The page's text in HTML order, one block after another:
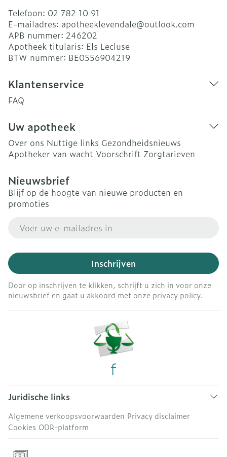
Telefoon: 02 782 10 91
E-mailadres: apotheeklevendale@outlook.com
APB nummer: 246202
Apotheek titularis: Els Lecluse
BTW nummer: BE0556904219
Klantenservice
FAQ
Uw apotheek
Over ons Nuttige links Gezondheidsnieuws
Apotheker van wacht Voorschrift Zorgtarieven
Nieuwsbrief
Blijf op de hoogte van nieuwe producten en
promoties
Inschrijven
Door op inschrijven te klikken, schrijft u zich in voor onze
nieuwsbrief en gaat u akkoord met onze privacy policy.
Juridische links
Algemene verkoopsvoorwaarden Privacy disclaimer
Cookies ODR-platform